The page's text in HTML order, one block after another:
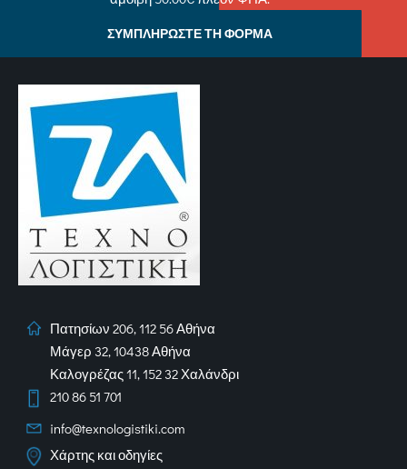
ΣΥΜΠΛΗΡΩΣΤΕ ΤΗ ΦΟΡΜΑ
Πατησίων 206, 112 56 Αθήνα
Μάγερ 32, 10438 Αθήνα
Καλογρέζας 11, 152 32 Χαλάνδρι
210 86 51 701
info@texnologistiki.com
Χάρτης και οδηγίες